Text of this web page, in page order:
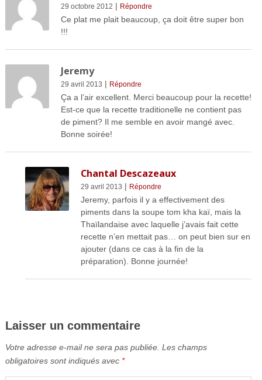
29 octobre 2012 | Répondre
Ce plat me plait beaucoup, ça doit être super bon
!!!
Jeremy
29 avril 2013 | Répondre
Ça a l’air excellent. Merci beaucoup pour la recette!
Est-ce que la recette traditionelle ne contient pas
de piment? Il me semble en avoir mangé avec.
Bonne soirée!
Chantal Descazeaux
29 avril 2013 | Répondre
Jeremy, parfois il y a effectivement des
piments dans la soupe tom kha kaï, mais la
Thaïlandaise avec laquelle j’avais fait cette
recette n’en mettait pas… on peut bien sur en
ajouter (dans ce cas à la fin de la
préparation). Bonne journée!
Laisser un commentaire
Votre adresse e-mail ne sera pas publiée. Les champs
obligatoires sont indiqués avec *